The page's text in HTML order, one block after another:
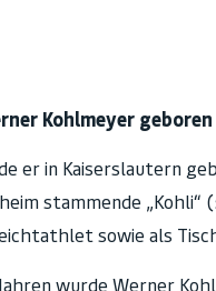
Kohlmeyer geboren
er in Kaiserslautern
stammende
sowie als
wurde Werner